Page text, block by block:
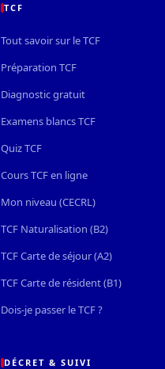
TCF
Tout savoir sur le TCF
Préparation TCF
Diagnostic gratuit
Examens blancs TCF
Quiz TCF
Cours TCF en ligne
Mon niveau (CECRL)
TCF Naturalisation (B2)
TCF Carte de séjour (A2)
TCF Carte de résident (B1)
Dois-je passer le TCF ?
DÉCRET & SUIVI